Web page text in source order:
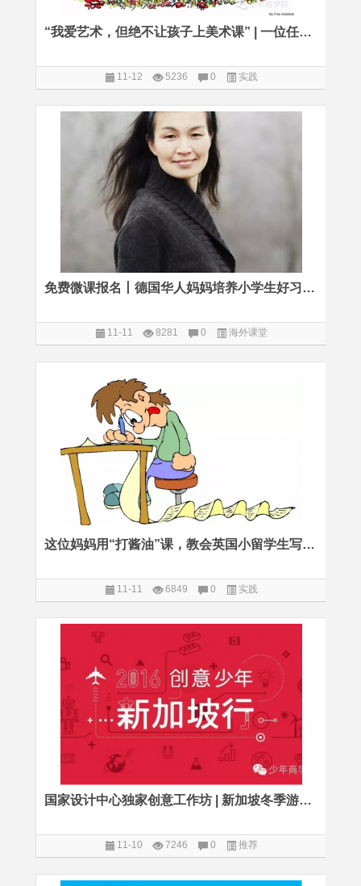
“我爱艺术，但绝不让孩子上美术课” | 一位任性台湾妈妈的自白
11-12 5236 0 实践
免费微课报名丨德国华人妈妈培养小学生好习惯的心得
11-11 8281 0 海外课堂
这位妈妈用“打酱油”课，教会英国小留学生写作文的真谛
11-11 6849 0 实践
国家设计中心独家创意工作坊 | 新加坡冬季游学开放报名
11-10 7246 0 推荐